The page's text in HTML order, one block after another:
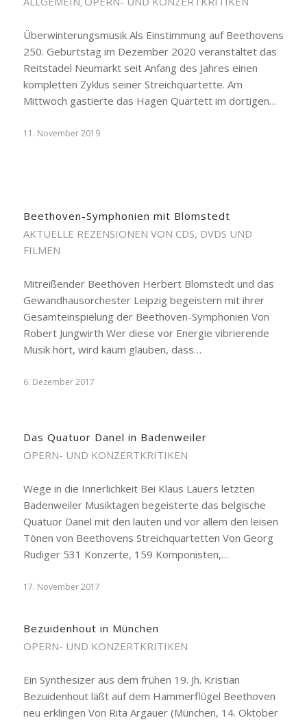
,
Überwinterungsmusik Als Einstimmung auf Beethovens
250. Geburtstag im Dezember 2020 veranstaltet das
Reitstadel Neumarkt seit Anfang des Jahres einen
kompletten Zyklus seiner Streichquartette. Am
Mittwoch gastierte das Hagen Quartett im dortigen…
11. November 2019
Beethoven-Symphonien mit Blomstedt
AKTUELLE REZENSIONEN VON CDS, DVDS UND
FILMEN
Mitreißender Beethoven Herbert Blomstedt und das
Gewandhausorchester Leipzig begeistern mit ihrer
Gesamteinspielung der Beethoven-Symphonien Von
Robert Jungwirth Wer diese vor Energie vibrierende
Musik hört, wird kaum glauben, dass…
6. Dezember 2017
Das Quatuor Danel in Badenweiler
OPERN- UND KONZERTKRITIKEN
Wege in die Innerlichkeit Bei Klaus Lauers letzten
Badenweiler Musiktagen begeisterte das belgische
Quatuor Danel mit den lauten und vor allem den leisen
Tönen von Beethovens Streichquartetten Von Georg
Rudiger 531 Konzerte, 159 Komponisten,…
17. November 2017
Bezuidenhout in München
OPERN- UND KONZERTKRITIKEN
Ein Synthesizer aus dem frühen 19. Jh. Kristian
Bezuidenhout läßt auf dem Hammerflügel Beethoven
neu erklingen Von Rita Argauer (München, 14. Oktober